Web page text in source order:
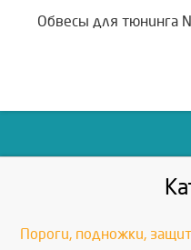
Обвесы для тюнинга
Пороги, подножки,